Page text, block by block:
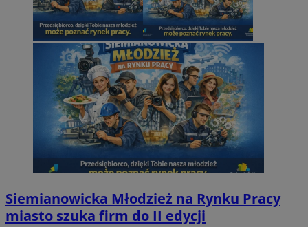
Siemianowicka Młodzież na Rynku Pracy
miasto szuka firm do II edycji